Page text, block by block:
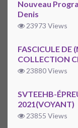
Nouveau
Denis
23973 Views
FASCICULE DE
COLLECTION
23880 Views
SVTEEHB-
2021(VOYANT)
23855 Views